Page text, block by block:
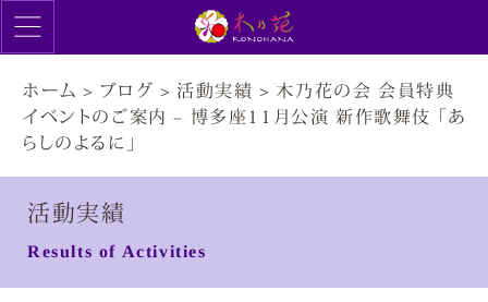
ホーム > ブログ > 活動実績 > 木乃花の会 会員特典
イベントのご案内 – 博多座11月公演 新作歌舞伎 「あ
らしのよるに」
活動実績
Results of Activities